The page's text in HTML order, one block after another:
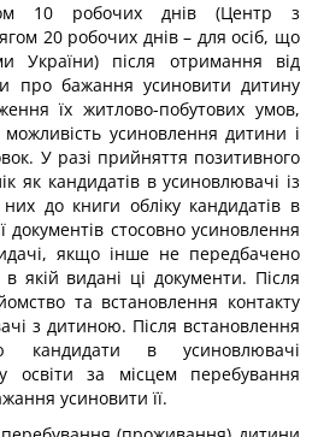
10 робочих днів (Центр з
20 робочих днів – для осіб, що
України) після отримання від
про бажання усиновити дитину
їх житлово-побутових умов,
усиновлення дитини і
У разі прийняття позитивного
як кандидатів в усиновлювачі із
до книги обліку кандидатів в
документів стосовно усиновлення
якщо інше не передбачено
якій видані ці документи. Після
та встановлення контакту
з дитиною. Після встановлення
кандидати в усиновлювачі
освіти за місцем перебування
усиновити її.